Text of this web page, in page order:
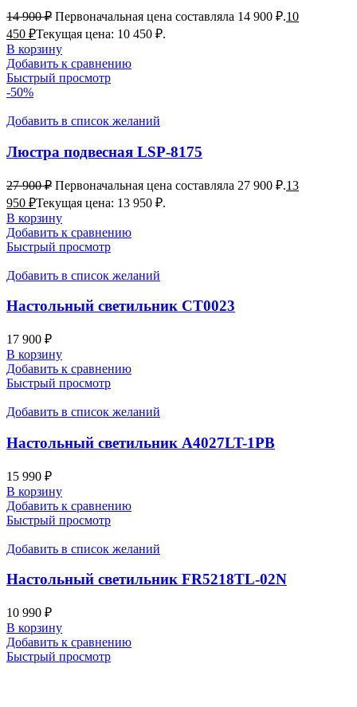
14 900₽ Первоначальная цена составляла 14 900 ₽.10
450 ₽Текущая цена: 10 450 ₽.
В корзину
Добавить к сравнению
Быстрый просмотр
-50%
Добавить в список желаний
Люстра подвесная LSP-8175
27 900₽ Первоначальная цена составляла 27 900 ₽.13
950 ₽Текущая цена: 13 950 ₽.
В корзину
Добавить к сравнению
Быстрый просмотр
Добавить в список желаний
Настольный светильник CT0023
17 900 ₽
В корзину
Добавить к сравнению
Быстрый просмотр
Добавить в список желаний
Настольный светильник A4027LT-1PB
15 990 ₽
В корзину
Добавить к сравнению
Быстрый просмотр
Добавить в список желаний
Настольный светильник FR5218TL-02N
10 990 ₽
В корзину
Добавить к сравнению
Быстрый просмотр